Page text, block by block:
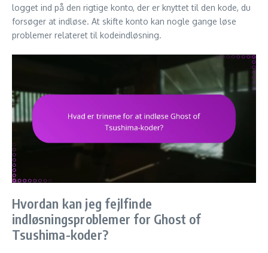
logget ind på den rigtige konto, der er knyttet til den kode, du
forsøger at indløse. At skifte konto kan nogle gange løse
problemer relateret til kodeindløsning.
Hvordan kan jeg fejlfinde
indløsningsproblemer for Ghost of
Tsushima-koder?